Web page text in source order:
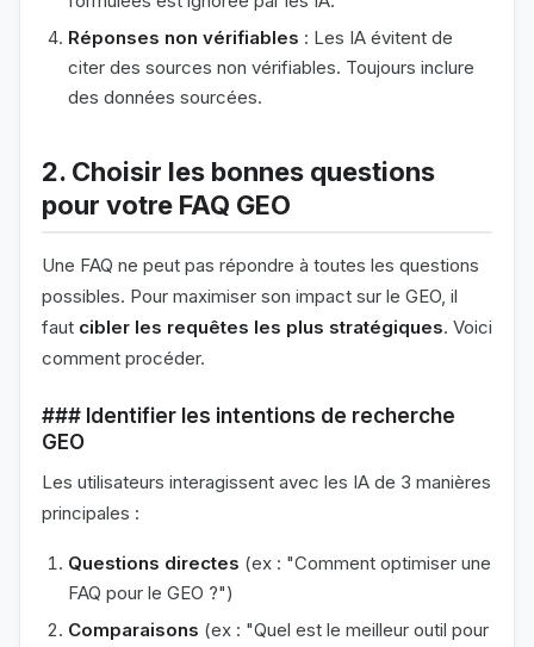
Réponses non vérifiables : Les IA évitent de
citer des sources non vérifiables. Toujours inclure
des données sourcées.
2. Choisir les bonnes questions
pour votre FAQ GEO
Une FAQ ne peut pas répondre à toutes les questions
possibles. Pour maximiser son impact sur le GEO, il
faut cibler les requêtes les plus stratégiques. Voici
comment procéder.
### Identifier les intentions de recherche
GEO
Les utilisateurs interagissent avec les IA de 3 manières
principales :
Questions directes (ex : "Comment optimiser une
FAQ pour le GEO ?")
Comparaisons (ex : "Quel est le meilleur outil pour